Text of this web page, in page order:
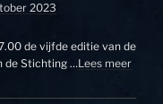
2023
de vijfde editie van de
de Stichting …Lees meer